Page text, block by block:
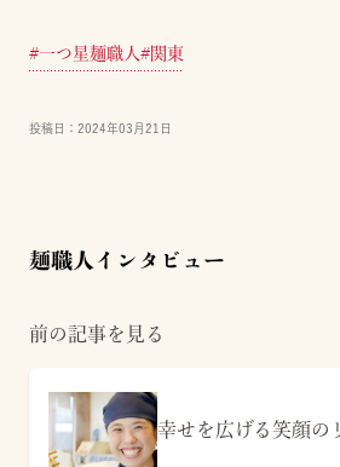
#一つ星麺職人 #関東
投稿日： 2024年03月21日
麺職人インタビュー
前の記事を見る
幸せを広げる笑顔の